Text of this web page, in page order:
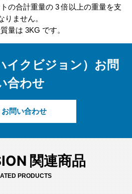
の合計重量の 3 倍以上の重量を支
りません。
量は 3KG です。
イクビジョン）お問
合わせ
お問い合わせ
関連商品
PRODUCTS